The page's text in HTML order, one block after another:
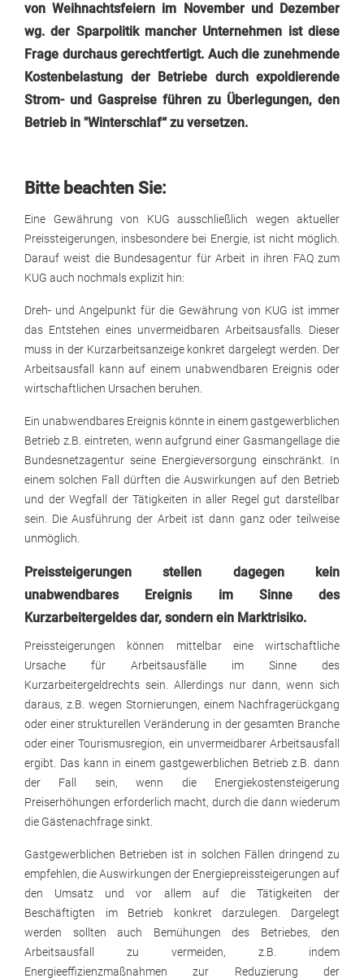
von Weihnachtsfeiern im November und Dezember
wg. der Sparpolitik mancher Unternehmen ist diese
Frage durchaus gerechtfertigt. Auch die zunehmende
Kostenbelastung der Betriebe durch expoldierende
Strom- und Gaspreise führen zu Überlegungen, den
Betrieb in "Winterschlaf“ zu versetzen.
Bitte beachten Sie:
Eine Gewährung von KUG ausschließlich wegen aktueller
Preissteigerungen, insbesondere bei Energie, ist nicht möglich.
Darauf weist die Bundesagentur für Arbeit in ihren FAQ zum
KUG auch nochmals explizit hin:
Dreh- und Angelpunkt für die Gewährung von KUG ist immer
das Entstehen eines unvermeidbaren Arbeitsausfalls. Dieser
muss in der Kurzarbeitsanzeige konkret dargelegt werden. Der
Arbeitsausfall kann auf einem unabwendbaren Ereignis oder
wirtschaftlichen Ursachen beruhen.
Ein unabwendbares Ereignis könnte in einem gastgewerblichen
Betrieb z.B. eintreten, wenn aufgrund einer Gasmangellage die
Bundesnetzagentur seine Energieversorgung einschränkt. In
einem solchen Fall dürften die Auswirkungen auf den Betrieb
und der Wegfall der Tätigkeiten in aller Regel gut darstellbar
sein. Die Ausführung der Arbeit ist dann ganz oder teilweise
unmöglich.
Preissteigerungen stellen dagegen kein
unabwendbares Ereignis im Sinne des
Kurzarbeitergeldes dar, sondern ein Marktrisiko.
Preissteigerungen können mittelbar eine wirtschaftliche
Ursache für Arbeitsausfälle im Sinne des
Kurzarbeitergeldrechts sein. Allerdings nur dann, wenn sich
daraus, z.B. wegen Stornierungen, einem Nachfragerückgang
oder einer strukturellen Veränderung in der gesamten Branche
oder einer Tourismusregion, ein unvermeidbarer Arbeitsausfall
ergibt. Das kann in einem gastgewerblichen Betrieb z.B. dann
der Fall sein, wenn die Energiekostensteigerung
Preiserhöhungen erforderlich macht, durch die dann wiederum
die Gästenachfrage sinkt.
Gastgewerblichen Betrieben ist in solchen Fällen dringend zu
empfehlen, die Auswirkungen der Energiepreissteigerungen auf
den Umsatz und vor allem auf die Tätigkeiten der
Beschäftigten im Betrieb konkret darzulegen. Dargelegt
werden sollten auch Bemühungen des Betriebes, den
Arbeitsausfall zu vermeiden, z.B. indem
Energieeffizienzmaßnahmen zur Reduzierung der